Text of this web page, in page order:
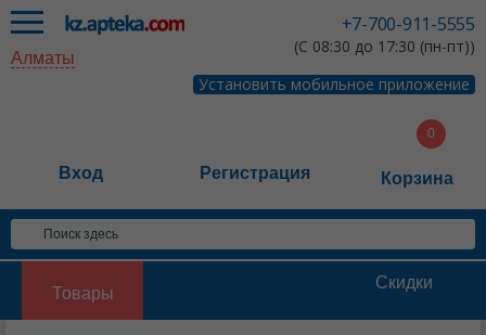
+7-700-911-5555
(С 08:30 до 17:30 (пн-пт))
Установить мобильное приложение
Алматы
Вход Регистрация Корзина
Товары
Скидки